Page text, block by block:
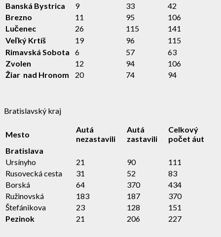
Banská Bystrica
9 33
42
Brezno
11 95
106
Lučenec
26 115
141
Veľký Krtíš
19 96
115
Rimavská Sobota
6 57
63
Zvolen
12 94
106
Žiar nad Hronom
20 74 94
Bratislavský kraj
Mesto
Autá
nezastavili
Autá
zastavili
Celkový
počet áut
Bratislava
Ursínyho
21 90
111
Rusovecká cesta
31 52
83
Borská
64 370
434
Ružinovská
183 187
370
Štefánikova
23 128
151
Pezinok
21 206 227